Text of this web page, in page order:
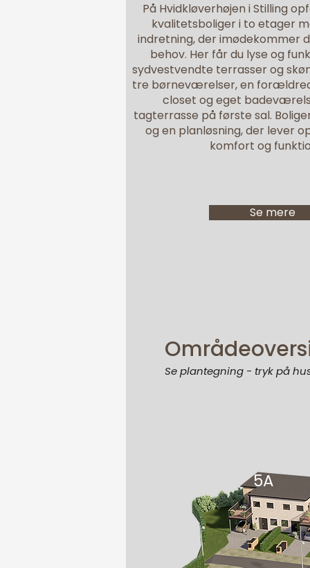
På Hvidkløverhøjen i Stilling
kvalitetsboliger i to etager
indretning, der imødekommer
behov. Her får du lyse og
sydvestvendte terrasser og skøn
tre børneværelser, en
closet og eget
tagterrasse på første sal.
og en planløsning, der lever
komfort og
Se mere
Se plantegning - tryk på
5A